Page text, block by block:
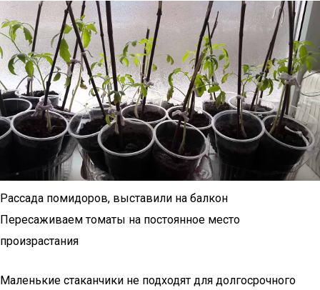
Рассада помидоров, выставили на балкон
Пересаживаем томаты на постоянное место
произрастания
Маленькие стаканчики не подходят для долгосрочного